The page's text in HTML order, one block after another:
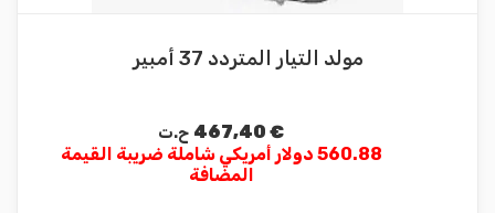
مولد التيار المتردد 37 أمبير
467,40 € ح.ت
560.88 دولار أمريكي شاملة ضريبة القيمة
المضافة